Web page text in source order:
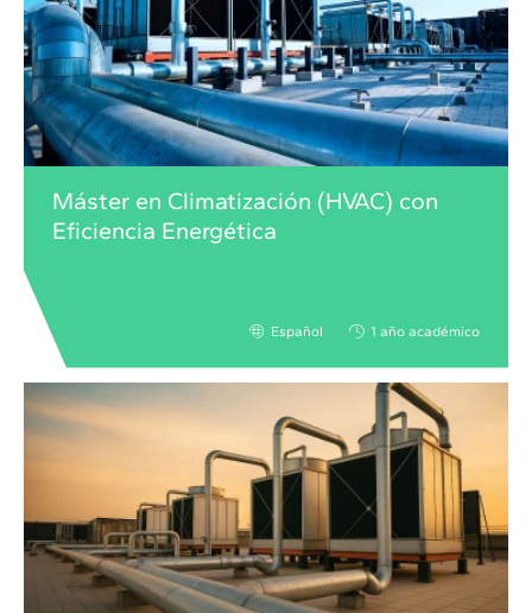
Máster en Climatización (HVAC) con
Eficiencia Energética
Español 1 año académico